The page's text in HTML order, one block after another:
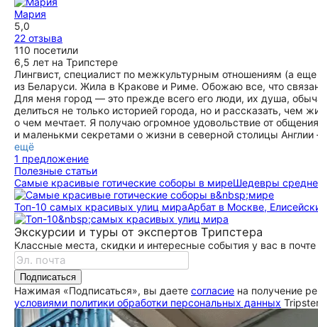
ещё
этого города. Спасибо Марии за то, что мы теперь
влюблены в Йорк. Эта экскурсия была интересна и нам,
взрослым, и дочке 8 лет. А в конце еще от Марии её ждал
сладкий сюрприз. Большое спасибо! И до новых встреч ❤️
ещё
Мария
5,0
22 отзыва
110 посетили
6,5 лет на Трипстере
Лингвист, специалист по межкультурным отношениям (а
из Беларуси. Жила в Кракове и Риме. Обожаю все, что
Для меня город — это прежде всего его люди, их душа,
делиться не только историей города, но и рассказать, чем
о чем мечтает. Я получаю огромное удовольствие от
и маленькми секретами о жизни в северной столицы
ещё
1 предложение
Полезные статьи
Самые красивые готические соборы в миреШедевры
Топ-10 самых красивых улиц мираАрбат в Москве,
Экскурсии и туры от экспертов Трипстера
Классные места, скидки и интересные события у вас в почте
Подписаться
Нажимая «Подписаться», вы даете согласие на получение
условиями политики обработки персональных данных